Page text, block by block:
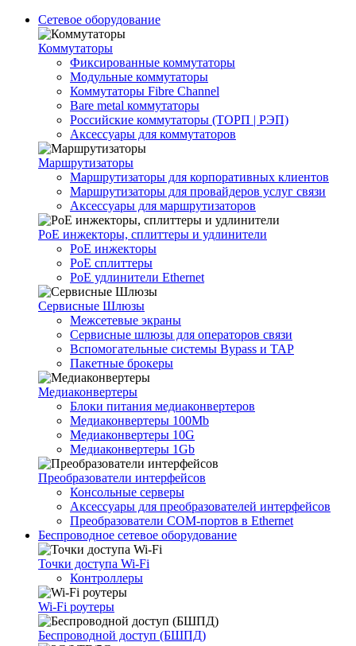
Сетевое оборудование
Коммутаторы
Фиксированные коммутаторы
Модульные коммутаторы
Коммутаторы Fibre Channel
Bare metal коммутаторы
Российские коммутаторы (ТОРП | РЭП)
Аксессуары для коммутаторов
Маршрутизаторы
Маршрутизаторы для корпоративных клиентов
Маршрутизаторы для провайдеров услуг связи
Аксессуары для маршрутизаторов
PoE инжекторы, сплиттеры и удлинители
PoE инжекторы
PoE сплиттеры
PoE удлинители Ethernet
Сервисные Шлюзы
Межсетевые экраны
Сервисные шлюзы для операторов связи
Вспомогательные системы Bypass и TAP
Пакетные брокеры
Медиаконвертеры
Блоки питания медиаконвертеров
Медиаконвертеры 100Mb
Медиаконвертеры 10G
Медиаконвертеры 1Gb
Преобразователи интерфейсов
Консольные серверы
Аксессуары для преобразователей интерфейсов
Преобразователи COM-портов в Ethernet
Беспроводное сетевое оборудование
Точки доступа Wi-Fi
Контроллеры
Wi-Fi роутеры
Беспроводной доступ (БШПД)